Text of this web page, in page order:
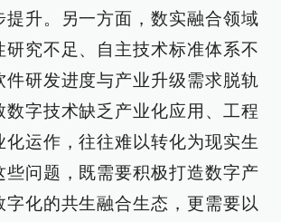
提升。另一方面，数实融合领域
研究不足、自主技术标准体系不
件研发进度与产业升级需求脱轨
数字技术缺乏产业化应用、工程
化运作，往往难以转化为现实生
些问题，既需要积极打造数字产
字化的共生融合生态，更需要以